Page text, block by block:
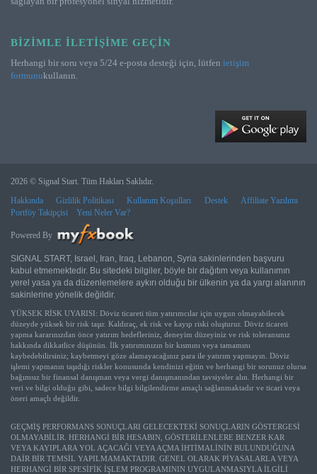
BIZIMLE İLETIŞIME GEÇIN
Herhangi bir soru veya 5/24 e-posta desteği için, lütfen ietişim
formunukullanın.
2026 © Signal Start. Tüm Hakları Saklıdır.
Hakkında
Gizlilik Politikası Kullanım Koşulları Destek
Affiliate Yazılımı
Portföy Takipçisi
Yeni Neler Var?
Powered By
SIGNAL START, Israel, Iran, Iraq, Lebanon, Syria sakinlerinden başvuru
kabul etmemektedir. Bu sitedeki bilgiler, böyle bir dağıtım veya kullanımın
yerel yasa ya da düzenlemelere aykırı olduğu bir ülkenin ya da yargı alanının
sakinlerine yönelik değildir.
YÜKSEK RİSK UYARISI: Döviz ticareti tüm yatırımcılar için uygun olmayabilecek
düzeyde yüksek bir risk taşır. Kaldıraç, ek risk ve kayıp riski oluşturur. Döviz ticareti
yapma kararınızdan önce yatırım hedefleriniz, deneyim düzeyiniz ve risk toleransınız
hakkında dikkatlice düşünün. İlk yatırımınızın bir kısmını veya tamamını
kaybedebilirsiniz; kaybetmeyi göze alamayacağınız para ile yatırım yapmayın. Döviz
işlemi yapmanın taşıdığı riskler konusunda kendinizi eğitin ve herhangi bir sorunuz olursa
bağımsız bir finansal danışman veya vergi danışmanından tavsiyeler alın. Herhangi bir
veri ve bilgi olduğu gibi, sadece bilgi bilgilendirme amaçlı sağlanmaktadır ve ticari veya
öneri amaçlı değildir.
GEÇMİŞ PERFORMANS SONUÇLARI GELECEKTEKİ SONUÇLARIN GÖSTERGESİ
OLMAYABİLİR. HERHANGİ BİR HESABIN, GÖSTERİLENLERE BENZER KAR
VEYA KAYIPLARA YOL AÇACAĞI VEYA AÇMA İHTİMALİNİN BULUNDUĞUNA
DAİR BİR TEMSİL YAPILMAMAKTADIR. GENEL OLARAK PİYASALARLA VEYA
HERHANGİ BİR SPESİFİK İŞLEM PROGRAMININ UYGULANMASIYLA İLGİLİ